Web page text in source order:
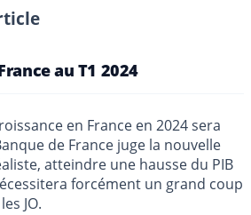
au T1 2024
en France en 2024 sera
de France juge la nouvelle
atteindre une hausse du PIB
forcément un grand coup
JO.